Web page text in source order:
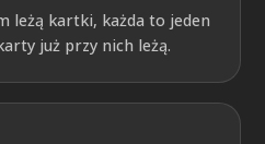
leżą kartki, każda to jeden
już przy nich leżą.